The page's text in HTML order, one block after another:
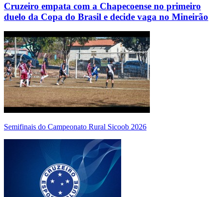
Cruzeiro empata com a Chapecoense no primeiro
duelo da Copa do Brasil e decide vaga no Mineirão
Semifinais do Campeonato Rural Sicoob 2026